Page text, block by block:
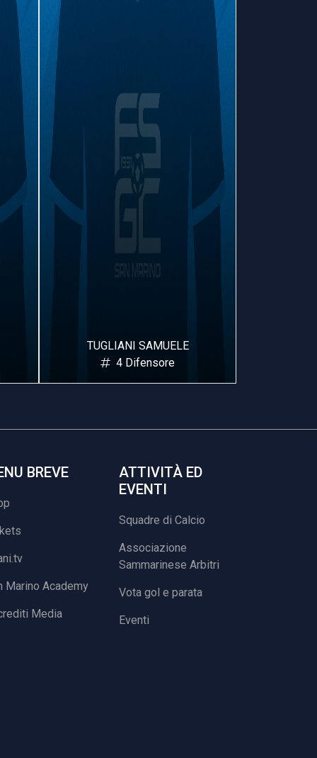
TUGLIANI SAMUELE
BREVE
Marino Academy
Media
ATTIVITÀ ED
EVENTI
Squadre di Calcio
Associazione
Sammarinese Arbitri
Vota gol e parata
Eventi